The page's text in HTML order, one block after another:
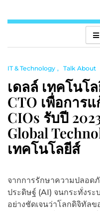
IT & Technology Talk About
เดลล์ เทคโนโ
CTO เพื่อการ
CIOs รับปี
Global
เทคโนโลยีส์
จากการรักษาความปลอด
ประดิษฐ์ (AI) จนกระทั่งระ
อย่างชัดเจนว่าโลกดิจิทัล